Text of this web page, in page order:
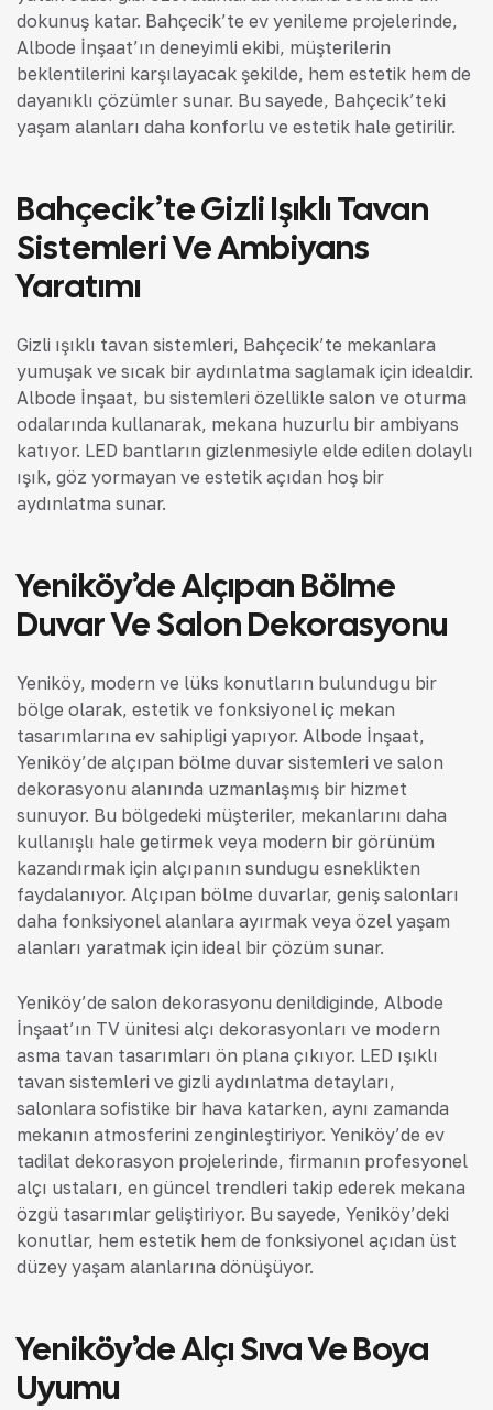
dokunuş katar. Bahçecik’te ev yenileme projelerinde,
Albode İnşaat’ın deneyimli ekibi, müşterilerin
beklentilerini karşılayacak şekilde, hem estetik hem de
dayanıklı çözümler sunar. Bu sayede, Bahçecik’teki
yaşam alanları daha konforlu ve estetik hale getirilir.
Bahçecik’te Gizli Işıklı Tavan
Sistemleri Ve Ambiyans
Yaratımı
Gizli ışıklı tavan sistemleri, Bahçecik’te mekanlara
yumuşak ve sıcak bir aydınlatma sağlamak için idealdir.
Albode İnşaat, bu sistemleri özellikle salon ve oturma
odalarında kullanarak, mekana huzurlu bir ambiyans
katıyor. LED bantların gizlenmesiyle elde edilen dolaylı
ışık, göz yormayan ve estetik açıdan hoş bir
aydınlatma sunar.
Yeniköy’de Alçıpan Bölme
Duvar Ve Salon Dekorasyonu
Yeniköy, modern ve lüks konutların bulunduğu bir
bölge olarak, estetik ve fonksiyonel iç mekan
tasarımlarına ev sahipliği yapıyor. Albode İnşaat,
Yeniköy’de alçıpan bölme duvar sistemleri ve salon
dekorasyonu alanında uzmanlaşmış bir hizmet
sunuyor. Bu bölgedeki müşteriler, mekanlarını daha
kullanışlı hale getirmek veya modern bir görünüm
kazandırmak için alçıpanın sunduğu esneklikten
faydalanıyor. Alçıpan bölme duvarlar, geniş salonları
daha fonksiyonel alanlara ayırmak veya özel yaşam
alanları yaratmak için ideal bir çözüm sunar.
Yeniköy’de salon dekorasyonu denildiğinde, Albode
İnşaat’ın TV ünitesi alçı dekorasyonları ve modern
asma tavan tasarımları ön plana çıkıyor. LED ışıklı
tavan sistemleri ve gizli aydınlatma detayları,
salonlara sofistike bir hava katarken, aynı zamanda
mekanın atmosferini zenginleştiriyor. Yeniköy’de ev
tadilat dekorasyon projelerinde, firmanın profesyonel
alçı ustaları, en güncel trendleri takip ederek mekana
özgü tasarımlar geliştiriyor. Bu sayede, Yeniköy’deki
konutlar, hem estetik hem de fonksiyonel açıdan üst
düzey yaşam alanlarına dönüşüyor.
Yeniköy’de Alçı Sıva Ve Boya
Uyumu